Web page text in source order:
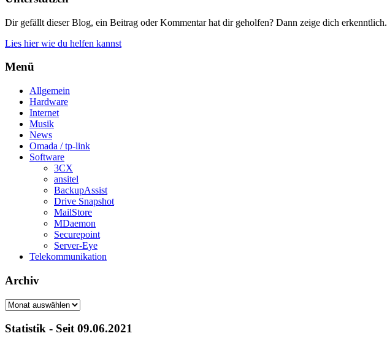
Dir gefällt dieser Blog, ein Beitrag oder Kommentar hat dir geholfen? Dann zeige dich erkenntlich.
Lies hier wie du helfen kannst
Menü
Allgemein
Hardware
Internet
Musik
News
Omada / tp-link
Software
3CX
ansitel
BackupAssist
Drive Snapshot
MailStore
MDaemon
Securepoint
Server-Eye
Telekommunikation
Archiv
Archiv
Statistik - Seit 09.06.2021